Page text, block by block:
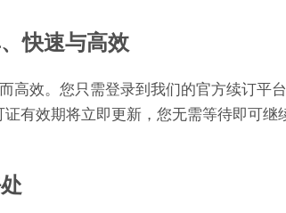
快速与高效
高效。您只需登录到我们的官方续订
有效期将立即更新，您无需等待即可继